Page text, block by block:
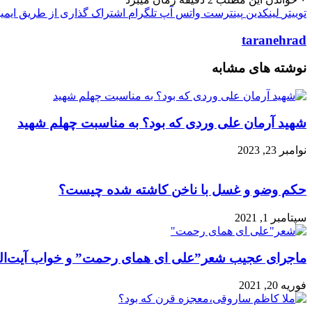
توییتر لینکدین پینترست واتس آپ تلگرام اشتراک گذاری از طریق
taranehrad
نوشته های مشابه
شهید آرمان علی وردی که بود؟ به مناسبت چهلم شهید
نوامبر 23, 2023
حکم وضو و غسل با ناخن کاشته شده چیست؟
سپتامبر 1, 2021
ماجرای عجیب شعر”علی ای همای رحمت” و خواب
فوریه 20, 2021